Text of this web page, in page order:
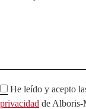
i
e
l
He leído y acepto
privacidad de Alboris-